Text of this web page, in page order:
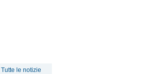
Tutte le notizie